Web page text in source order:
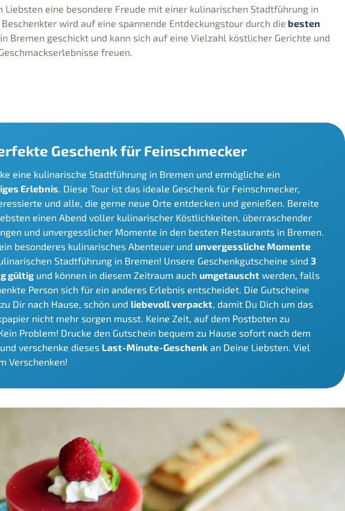
Liebsten eine besondere Freude mit einer kulinarischen Stadtführung in
Beschenkter wird auf eine spannende Entdeckungstour durch die besten
in Bremen geschickt und kann sich auf eine Vielzahl köstlicher Gerichte und
freuen.
Geschenk für Feinschmecker
eine kulinarische Stadtführung in Bremen und ermögliche ein
Erlebnis . Diese Tour ist das ideale Geschenk für Feinschmecker,
und alle, die gerne neue Orte entdecken und genießen. Bereite
einen Abend voller kulinarischer Köstlichkeiten, überraschender
und unvergesslicher Momente in den besten Restaurants in Bremen.
besonderes kulinarisches Abenteuer und unvergessliche Momente
Stadtführung in Bremen! Unsere Geschenkgutscheine sind 3
gültig und können in diesem Zeitraum auch umgetauscht werden, falls
Person sich für ein anderes Erlebnis entscheidet. Die Gutscheine
Dir nach Hause, schön und liebevoll verpackt , damit Du Dich um das
nicht mehr sorgen musst. Keine Zeit, auf dem Postboten zu
Problem! Drucke den Gutschein bequem zu Hause sofort nach dem
verschenke dieses Last-Minute-Geschenk an Deine Liebsten. Viel
Verschenken!